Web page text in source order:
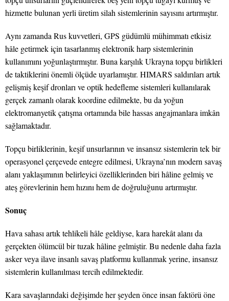
hizmette bulunan yerli üretim silah sistemlerinin sayısını artırmıştır.
Aynı zamanda Rus kuvvetleri, GPS güdümlü mühimmatı etkisiz
hâle getirmek için tasarlanmış elektronik harp sistemlerinin
kullanımını yoğunlaştırmıştır. Buna karşılık Ukrayna topçu birlikleri
de taktiklerini önemli ölçüde uyarlamıştır. HIMARS saldırıları artık
gelişmiş keşif dronları ve optik hedefleme sistemleri kullanılarak
gerçek zamanlı olarak koordine edilmekte, bu da yoğun
elektromanyetik çatışma ortamında bile hassas angajmanlara imkân
sağlamaktadır.
Topçu birliklerinin, keşif unsurlarının ve insansız sistemlerin tek bir
operasyonel çerçevede entegre edilmesi, Ukrayna’nın modern savaş
alanı yaklaşımının belirleyici özelliklerinden biri hâline gelmiş ve
ateş görevlerinin hem hızını hem de doğruluğunu artırmıştır.
Sonuç
Hava sahası artık tehlikeli hâle geldiyse, kara harekât alanı da
gerçekten ölümcül bir tuzak hâline gelmiştir. Bu nedenle daha fazla
asker veya ilave insanlı savaş platformu kullanmak yerine, insansız
sistemlerin kullanılması tercih edilmektedir.
Kara savaşlarındaki değişimde her şeyden önce insan faktörü öne